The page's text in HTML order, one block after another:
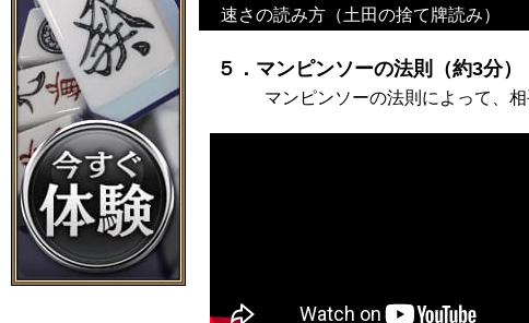
速さの読み方（土田の捨て牌読み）
５．マンピンソーの法則（約3分）
マンピンソーの法則によって、